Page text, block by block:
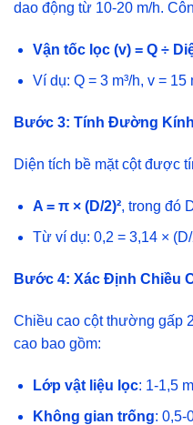
dao động từ 10-20 m/h.
Vận tốc lọc (v) = Q ÷
Ví dụ: Q = 3 m³/h, v =
Bước 3: Tính Đường
Diện tích bề mặt cột được
A = π × (D/2)², trong đó
Từ ví dụ: 0,2 = 3,14 ×
Bước 4: Xác Định Chiều
Chiều cao cột thường gấp
cao bao gồm:
Lớp vật liệu lọc: 1-1,5
Không gian trống: 0,5-